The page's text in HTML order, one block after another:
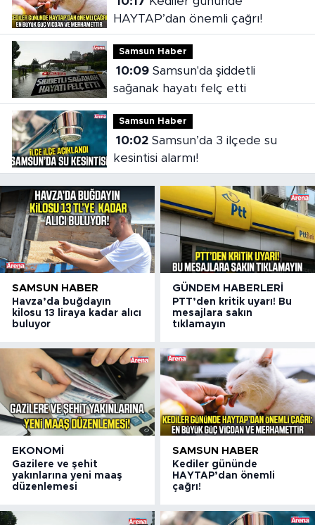
HAYTAP’dan önemli çağrı!
Samsun Haber
10:09Samsun'da şiddetli
sağanak hayatı felç etti
Samsun Haber
10:02Samsun’da 3 ilçede su
kesintisi alarmı!
SAMSUN HABER
Havza’da buğdayın
kilosu 13 liraya kadar alıcı
buluyor
GÜNDEM HABERLERI
PTT’den kritik uyarı! Bu
mesajlara sakın
tıklamayın
EKONOMI
Gazilere ve şehit
yakınlarına yeni maaş
düzenlemesi
SAMSUN HABER
Kediler gününde
HAYTAP’dan önemli
çağrı!